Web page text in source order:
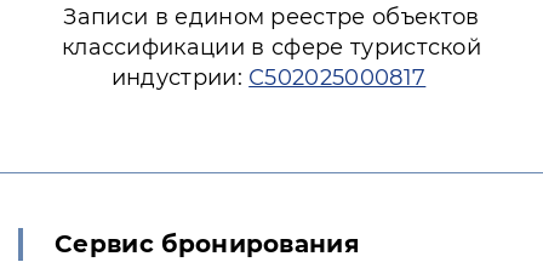
Записи в едином реестре объектов
классификации в сфере туристской
индустрии: С502025000817
Сервис бронирования